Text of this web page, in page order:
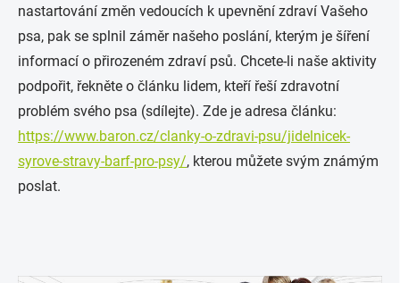
nastartování změn vedoucích k upevnění zdraví Vašeho
psa, pak se splnil záměr našeho poslání, kterým je šíření
informací o přirozeném zdraví psů. Chcete-li naše aktivity
podpořit, řekněte o článku lidem, kteří řeší zdravotní
problém svého psa (sdílejte). Zde je adresa článku:
https://www.baron.cz/clanky-o-zdravi-psu/jidelnicek-
syrove-stravy-barf-pro-psy/, kterou můžete svým známým
poslat.